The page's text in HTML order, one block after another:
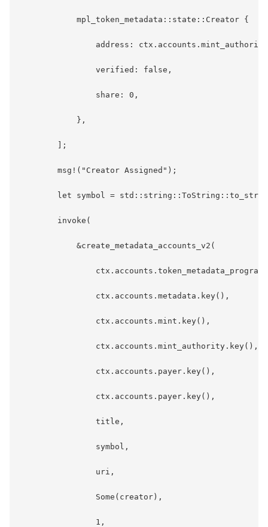
mpl_token_metadata::state::Creator {
address:
verified: false,
share: 0,
},
];
msg!("Creator Assigned");
let symbol =
invoke(
&create_metadata_accounts_v2(
ctx.accounts.metadata.key(),
ctx.accounts.mint.key(),
ctx.accounts.mint_authority.key(),
ctx.accounts.payer.key(),
ctx.accounts.payer.key(),
title,
symbol,
uri,
Some(creator),
1,